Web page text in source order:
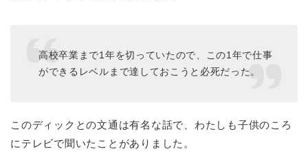
高校卒業まで1年を切っていたので、この1年で仕事
ができるレベルまで達しておこうと必死だった。
このディックとの文通は有名な話で、わたしも子供のころ
にテレビで聞いたことがありました。